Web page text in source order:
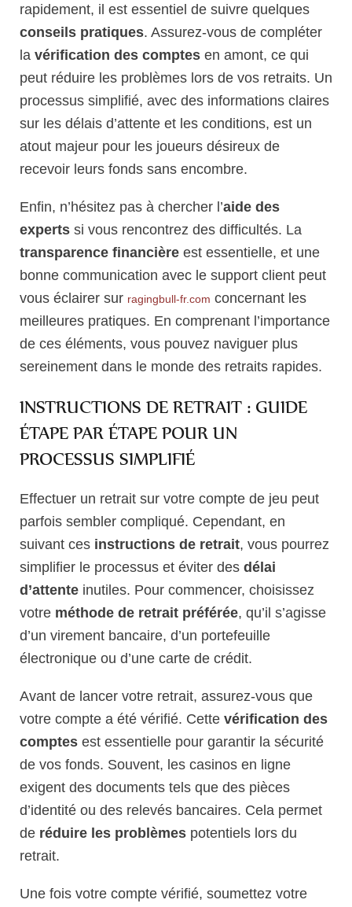
rapidement, il est essentiel de suivre quelques
conseils pratiques. Assurez-vous de compléter
la vérification des comptes en amont, ce qui
peut réduire les problèmes lors de vos retraits. Un
processus simplifié, avec des informations claires
sur les délais d’attente et les conditions, est un
atout majeur pour les joueurs désireux de
recevoir leurs fonds sans encombre.
Enfin, n’hésitez pas à chercher l’aide des
experts si vous rencontrez des difficultés. La
transparence financière est essentielle, et une
bonne communication avec le support client peut
vous éclairer sur ragingbull-fr.com concernant les
meilleures pratiques. En comprenant l’importance
de ces éléments, vous pouvez naviguer plus
sereinement dans le monde des retraits rapides.
INSTRUCTIONS DE RETRAIT : GUIDE
ÉTAPE PAR ÉTAPE POUR UN
PROCESSUS SIMPLIFIÉ
Effectuer un retrait sur votre compte de jeu peut
parfois sembler compliqué. Cependant, en
suivant ces instructions de retrait, vous pourrez
simplifier le processus et éviter des délai
d’attente inutiles. Pour commencer, choisissez
votre méthode de retrait préférée, qu’il s’agisse
d’un virement bancaire, d’un portefeuille
électronique ou d’une carte de crédit.
Avant de lancer votre retrait, assurez-vous que
votre compte a été vérifié. Cette vérification des
comptes est essentielle pour garantir la sécurité
de vos fonds. Souvent, les casinos en ligne
exigent des documents tels que des pièces
d’identité ou des relevés bancaires. Cela permet
de réduire les problèmes potentiels lors du
retrait.
Une fois votre compte vérifié, soumettez votre